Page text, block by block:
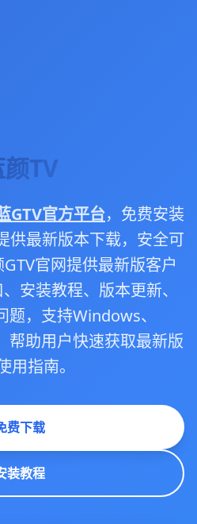
TV
GTV官方平台，免费安装
供最新版本下载，安全可
官网提供最新版客户
安装教程、版本更新、
，支持Windows、
助用户快速获取最新版
用指南。
费下载
装教程